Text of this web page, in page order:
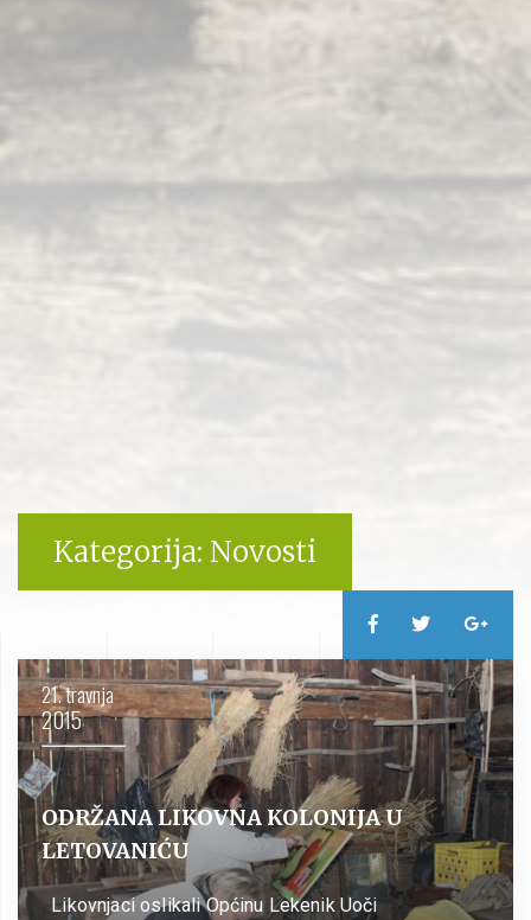
Kategorija: Novosti
21. travnja
2015
ODRŽANA LIKOVNA KOLONIJA U
LETOVANIĆU
Likovnjaci oslikali Općinu Lekenik Uoči